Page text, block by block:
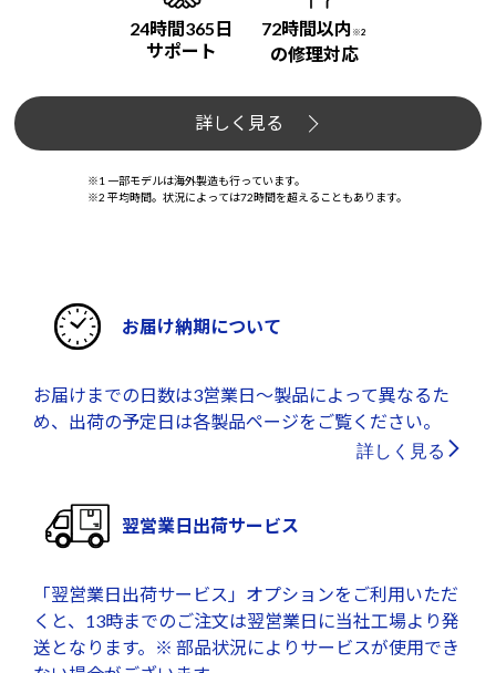
24時間365日
サポート
72時間以内 ※2
の修理対応
詳しく見る
※1 一部モデルは海外製造も行っています。
※2 平均時間。状況によっては72時間を超えることもあります。
お届け納期について
お届けまでの日数は3営業日～製品によって異なるた
め、出荷の予定日は各製品ページをご覧ください。
詳しく見る
翌営業日出荷サービス
「翌営業日出荷サービス」オプションをご利用いただ
くと、13時までのご注文は翌営業日に当社工場より発
送となります。※ 部品状況によりサービスが使用でき